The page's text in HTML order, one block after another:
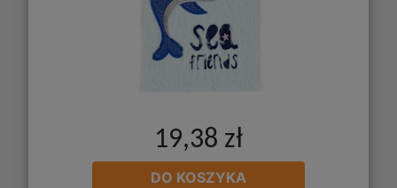
19,38 zł
DO KOSZYKA